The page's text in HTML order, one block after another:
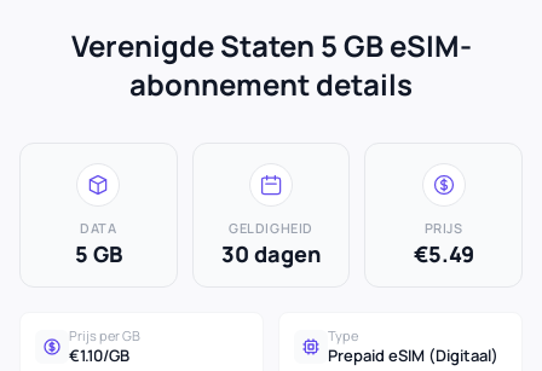
Verenigde Staten 5 GB eSIM-
abonnement details
DATA
5 GB
GELDIGHEID
30 dagen
PRIJS
€5.49
Prijs per GB
€1.10/GB
Type
Prepaid eSIM (Digitaal)